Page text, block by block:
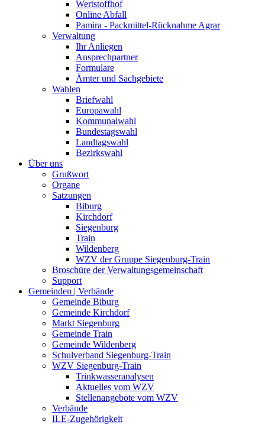
Wertstoffhof
Online Abfall
Pamira - Packmittel-Rücknahme Agrar
Verwaltung
Ihr Anliegen
Ansprechpartner
Formulare
Ämter und Sachgebiete
Wahlen
Briefwahl
Europawahl
Kommunalwahl
Bundestagswahl
Landtagswahl
Bezirkswahl
Über uns
Grußwort
Organe
Satzungen
Biburg
Kirchdorf
Siegenburg
Train
Wildenberg
WZV der Gruppe Siegenburg-Train
Broschüre der Verwaltungsgemeinschaft
Support
Gemeinden | Verbände
Gemeinde Biburg
Gemeinde Kirchdorf
Markt Siegenburg
Gemeinde Train
Gemeinde Wildenberg
Schulverband Siegenburg-Train
WZV Siegenburg-Train
Trinkwasseranalysen
Aktuelles vom WZV
Stellenangebote vom WZV
Verbände
ILE-Zugehörigkeit